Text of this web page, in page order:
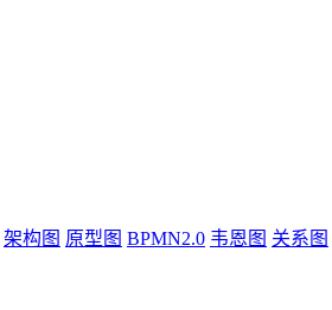
架构图 原型图 BPMN2.0 韦恩图 关系图